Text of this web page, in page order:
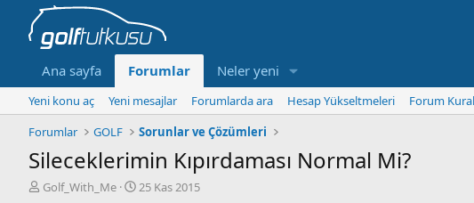
Ana sayfa Forumlar Neler yeni
Yeni konu aç Yeni mesajlar Forumlarda ara Hesap Yükseltmeleri
Forum
Forumlar
GOLF Sorunlar ve Çözümleri
Sileceklerimin Kıpırdaması Normal Mi?
K
Golf_With_Me
B
25 Kas 2015